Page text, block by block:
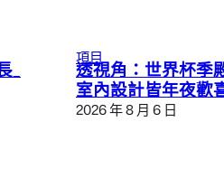
項目
透視角：世界杯季
室內設計皆年夜歡
2026 年 8 月 6 日